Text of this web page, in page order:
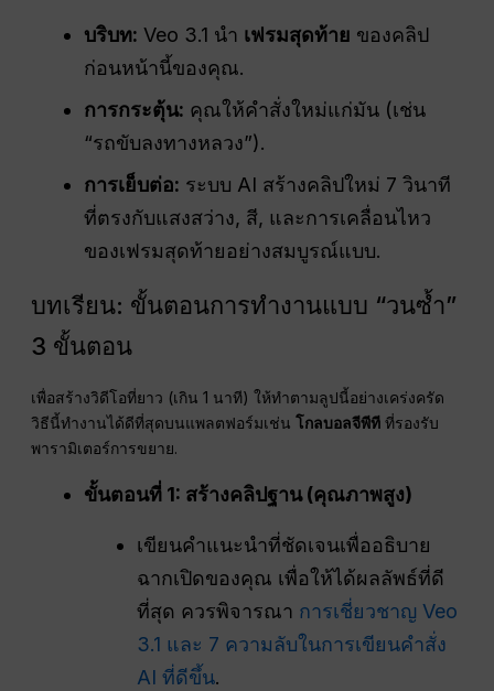
บริบท: Veo 3.1 นำ เฟรมสุดท้าย ของคลิป
ก่อนหน้านี้ของคุณ.
การกระตุ้น: คุณให้คำสั่งใหม่แก่มัน (เช่น
“รถขับลงทางหลวง”).
การเย็บต่อ: ระบบ AI สร้างคลิปใหม่ 7 วินาที
ที่ตรงกับแสงสว่าง, สี, และการเคลื่อนไหว
ของเฟรมสุดท้ายอย่างสมบูรณ์แบบ.
บทเรียน: ขั้นตอนการทำงานแบบ “วนซ้ำ”
3 ขั้นตอน
เพื่อสร้างวิดีโอที่ยาว (เกิน 1 นาที) ให้ทำตามลูปนี้อย่างเคร่งครัด
วิธีนี้ทำงานได้ดีที่สุดบนแพลตฟอร์มเช่นโกลบอลจีพีที ที่รองรับ
พารามิเตอร์การขยาย.
ขั้นตอนที่ 1: สร้างคลิปฐาน (คุณภาพสูง)
เขียนคำแนะนำที่ชัดเจนเพื่ออธิบาย
ฉากเปิดของคุณ เพื่อให้ได้ผลลัพธ์ที่ดี
ที่สุด ควรพิจารณา การเชี่ยวชาญ Veo
3.1 และ 7 ความลับในการเขียนคำสั่ง
AI ที่ดีขึ้น.